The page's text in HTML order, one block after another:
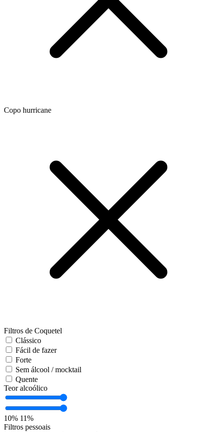
Copo hurricane
Filtros de Coquetel
Clássico
Fácil de fazer
Forte
Sem álcool / mocktail
Quente
Teor alcoólico
10% 11%
Filtros pessoais